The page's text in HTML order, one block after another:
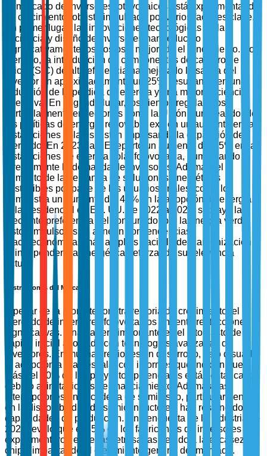
El mercado de inversores fotovoltaicos está experimentando
un crecimiento robusto impulsado por varios factores clave.
En primer lugar, las innovaciones tecnológicas en la
eficiencia y diseño de inversores han reducido
significativamente los costos y mejorado el rendimiento. Por
ejemplo, la introducción de componentes de carburo de
silicio (SiC) de alta eficiencia ha mejorado la salida del
inversor en aproximadamente un 25%, resultando en una
reducción de la pérdida de energía y una mejor eficiencia
operativa. En segundo lugar, los vientos regulatorios,
particularmente en regiones como la Unión Europea, donde
las políticas de energía renovable exigen un aumento en las
instalaciones solares, están impulsando la expansión del
mercado. En 2023, la UE reportó un aumento del 15% en las
instalaciones de energía solar fotovoltaica, aumentando
directamente la demanda de inversores. Además, el
aumento de la demanda de soluciones energéticas
sostenibles por parte de los usuarios finales, como lo
demuestra un aumento del 40% en la adopción de energía
solar residencial en EE. UU. de 2022 a 2023, subraya la
creciente preferencia del consumidor por la energía verde.
Estos impulsores se alinean con tendencias
macroeconómicas más amplias hacia la descarbonización y
la independencia energética, reforzando su relevancia
actual.
Restricciones del Mercado
A pesar de la prometedora trayectoria de crecimiento, el
mercado de inversores fotovoltaicos enfrenta restricciones
significativas. Una barrera importante es el alto gasto de
capital inicial asociado con tecnologías avanzadas de
inversores. En muchas regiones en desarrollo, esto disuade
la adopción a gran escala, con informes que indican que
más del 30% de los proyectos potenciales están estancados
debido a limitaciones de financiamiento. Además, las
interrupciones en la cadena de suministro, particularmente
en la disponibilidad de semiconductores, han restringido las
capacidades de producción. Una encuesta de la industria de
2023 reveló que el 45% de los fabricantes de inversores
experimentaron entregas retrasadas debido a la escasez de
chips, impactando el crecimiento general del mercado.